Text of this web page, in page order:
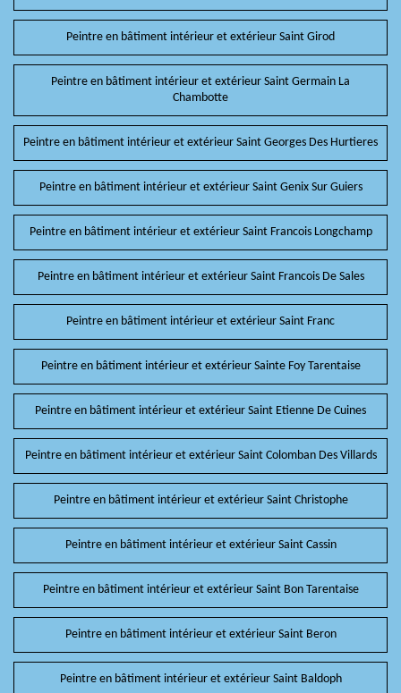
Peintre en bâtiment intérieur et extérieur Saint Girod
Peintre en bâtiment intérieur et extérieur Saint Germain La
Chambotte
Peintre en bâtiment intérieur et extérieur Saint Georges Des Hurtieres
Peintre en bâtiment intérieur et extérieur Saint Genix Sur Guiers
Peintre en bâtiment intérieur et extérieur Saint Francois Longchamp
Peintre en bâtiment intérieur et extérieur Saint Francois De Sales
Peintre en bâtiment intérieur et extérieur Saint Franc
Peintre en bâtiment intérieur et extérieur Sainte Foy Tarentaise
Peintre en bâtiment intérieur et extérieur Saint Etienne De Cuines
Peintre en bâtiment intérieur et extérieur Saint Colomban Des Villards
Peintre en bâtiment intérieur et extérieur Saint Christophe
Peintre en bâtiment intérieur et extérieur Saint Cassin
Peintre en bâtiment intérieur et extérieur Saint Bon Tarentaise
Peintre en bâtiment intérieur et extérieur Saint Beron
Peintre en bâtiment intérieur et extérieur Saint Baldoph